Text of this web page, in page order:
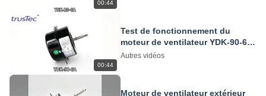
00:44
00:44
Test de fonctionnement du
moteur de ventilateur YDK-90-6A-
KDT pour les unités à
Autres vidéos
Moteur de ventilateur extérieur